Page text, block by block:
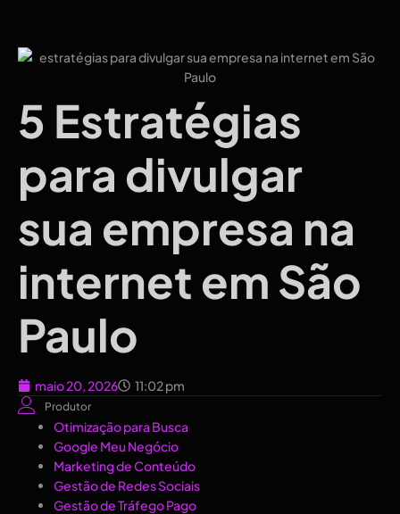
5 Estratégias
para divulgar
sua empresa na
internet em São
Paulo
maio 20, 2026 11:02 pm
Produtor
Otimização para Busca
Google Meu Negócio
Marketing de Conteúdo
Gestão de Redes Sociais
Gestão de Tráfego Pago